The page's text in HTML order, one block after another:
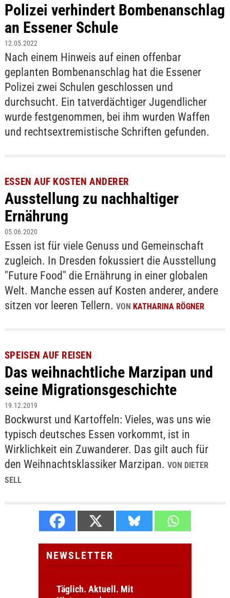
Polizei verhindert Bombenanschlag
an Essener Schule
12.05.2022
Nach einem Hinweis auf einen offenbar
geplanten Bombenanschlag hat die Essener
Polizei zwei Schulen geschlossen und
durchsucht. Ein tatverdächtiger Jugendlicher
wurde festgenommen, bei ihm wurden Waffen
und rechtsextremistische Schriften gefunden.
ESSEN AUF KOSTEN ANDERER
Ausstellung zu nachhaltiger
Ernährung
05.06.2020
Essen ist für viele Genuss und Gemeinschaft
zugleich. In Dresden fokussiert die Ausstellung
"Future Food" die Ernährung in einer globalen
Welt. Manche essen auf Kosten anderer, andere
sitzen vor leeren Tellern. VON KATHARINA RÖGNER
SPEISEN AUF REISEN
Das weihnachtliche Marzipan und
seine Migrationsgeschichte
19.12.2019
Bockwurst und Kartoffeln: Vieles, was uns wie
typisch deutsches Essen vorkommt, ist in
Wirklichkeit ein Zuwanderer. Das gilt auch für
den Weihnachtsklassiker Marzipan. VON DIETER
SELL
NEWSLETTER
Täglich. Aktuell. Mit